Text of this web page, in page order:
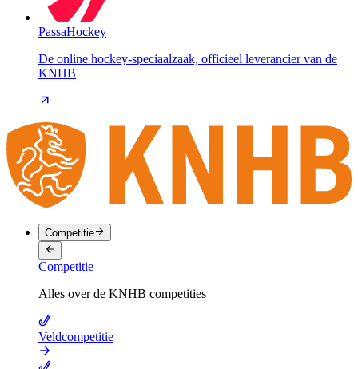
PassaHockey
De online hockey-speciaalzaak, officieel leverancier van de
KNHB
Competitie
Competitie
Alles over de KNHB competities
Veldcompetitie